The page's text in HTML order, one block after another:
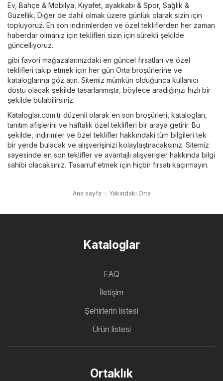
Ev, Bahçe & Mobilya Kıyafet, ayakkabı & Spor, Sağlık &
Güzellik Diğer de dahil olmak üzere günlük olarak sizin için
topluyoruz. En son indirimlerden ve özel tekliflerden her zaman
haberdar olmanız için teklifleri sizin için sürekli şekilde
güncelliyoruz.
gibi favori mağazalarınızdaki en güncel fırsatları ve özel
teklifleri takip etmek için her gün Orta broşürlerine ve
kataloglarına göz atın. Sitemiz mümkün olduğunca kullanıcı
dostu olacak şekilde tasarlanmıştır, böylece aradığınızı hızlı bir
şekilde bulabilirsiniz.
Kataloglar.com.tr düzenli olarak en son broşürleri, katalogları,
tanıtım afişlerini ve haftalık özel teklifleri bir araya getirir. Bu
şekilde, indirimler ve özel teklifler hakkındaki tüm bilgileri tek
bir yerde bulacak ve alışverişinizi kolaylaştıracaksınız. Sitemiz
sayesinde en son teklifler ve avantajlı alışverişler hakkında bilgi
sahibi olacaksınız. Tasarruf etmek için hiçbir fırsatı kaçırmayın.
Ana sayfa Yakındaki Orta
Kataloglar
FAQ
İletişim
Şehirlerin listesi
Ürün listesi
Ortaklık